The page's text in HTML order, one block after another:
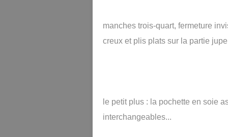
manches trois-quart, fermeture
creux et plis plats sur la partie
le petit plus : la pochette en soie
interchangeables...